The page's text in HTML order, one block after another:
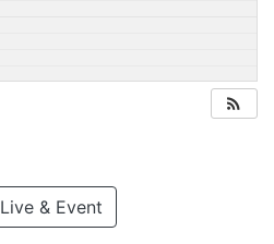
Live & Event